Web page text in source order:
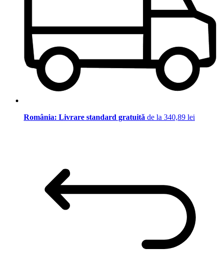
România: Livrare standard gratuită de la 340,89 lei